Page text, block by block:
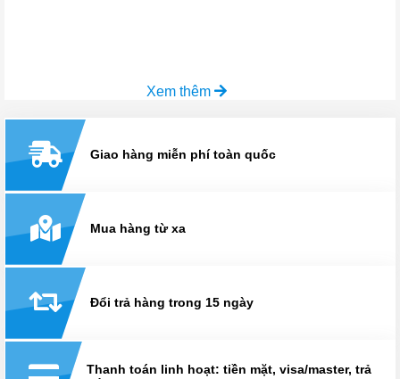
Xem thêm
Giao hàng miễn phí toàn quốc
Mua hàng từ xa
Đổi trả hàng trong 15 ngày
Thanh toán linh hoạt: tiền mặt, visa/master, trả